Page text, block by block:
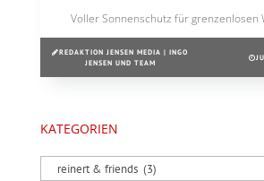
Voller Sonnenschutz für grenzenlosen
REDAKTION JENSEN MEDIA | INGO
JENSEN UND TEAM
KATEGORIEN
Kategorien